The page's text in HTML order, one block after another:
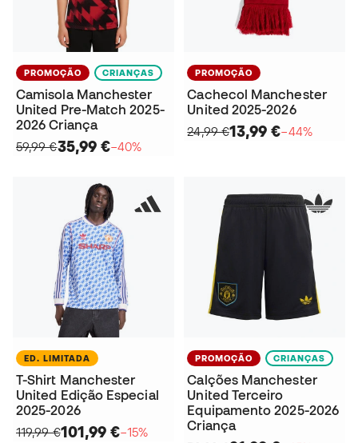
PROMOÇÃO CRIANÇAS
Camisola Manchester
United Pre-Match 2025-
2026 Criança
59,99 €35,99 €−40%
PROMOÇÃO
Cachecol Manchester
United 2025-2026
24,99 €13,99 €−44%
ED. LIMITADA
T-Shirt Manchester
United Edição Especial
2025-2026
119,99 €101,99 €−15%
PROMOÇÃO CRIANÇAS
Calções Manchester
United Terceiro
Equipamento 2025-2026
Criança